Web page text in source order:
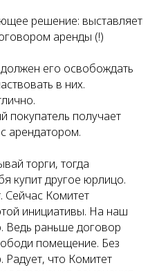
решение: выставляет
аренды (!)
его освобождать
в них.
покупатель получает
арендатором.
торги, тогда
купит другое юрлицо.
Сейчас Комитет
инициативы. На наш
Ведь раньше договор
помещение. Без
что Комитет